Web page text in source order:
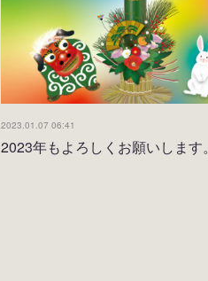
2023.01.07 06:41
2023年もよろしくお願いします。